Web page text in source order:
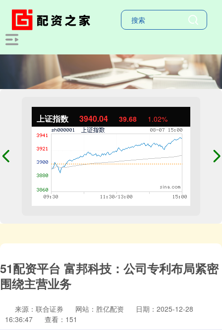
上证指数 3940.04 39.68 1.02%
51配资平台 富邦科技：公司专利布局紧密
围绕主营业务
来源：联合证券 网站：胜亿配资
日期：2025-12-28
16:36:47
查看：151